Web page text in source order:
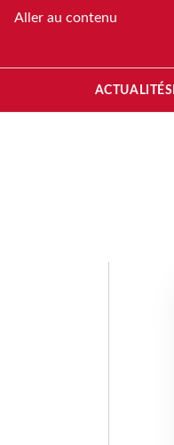
Aller au contenu
ACTUALITÉS